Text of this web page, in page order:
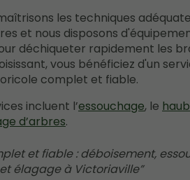
les techniques
et nous disposons
déchiqueter rapidement les
vous bénéficiez d'un
complet et fiable.
incluent l’essouchage, le
d’arbres.
et fiable : déboisement,
élagage à Victoriaville